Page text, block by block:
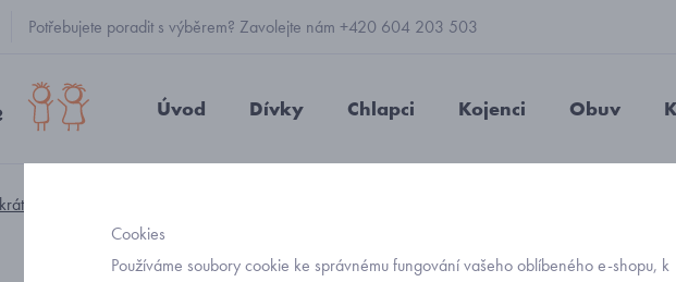
Potřebujete poradit s výběrem? Zavolejte nám +420 604 203 503
Úvod Dívky Chlapci Kojenci Obuv
rukávem
Objednávací
Cookies
Používáme soubory cookie ke správnému fungování vašeho oblíbeného e-shopu, k